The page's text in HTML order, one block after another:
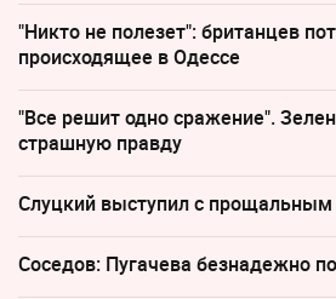
"Никто не полезет": британцев
происходящее в Одессе
"Все решит одно сражение".
страшную правду
Слуцкий выступил с
Соседов: Пугачева безнадежно